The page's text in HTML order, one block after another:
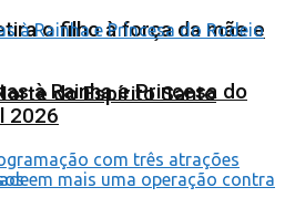
o filho à força da mãe e
do Espírito Santo
à Rainha e Princesa do
2026